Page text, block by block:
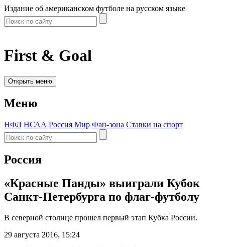
Издание об американском футболе на русском языке
First & Goal
Открыть меню
Меню
НФЛ НСАА Россия Мир Фан-зона Ставки на спорт
Россия
«Красные Панды» выиграли Кубок
Санкт-Петербурга по флаг-футболу
В северной столице прошел первый этап Кубка России.
29 августа 2016, 15:24